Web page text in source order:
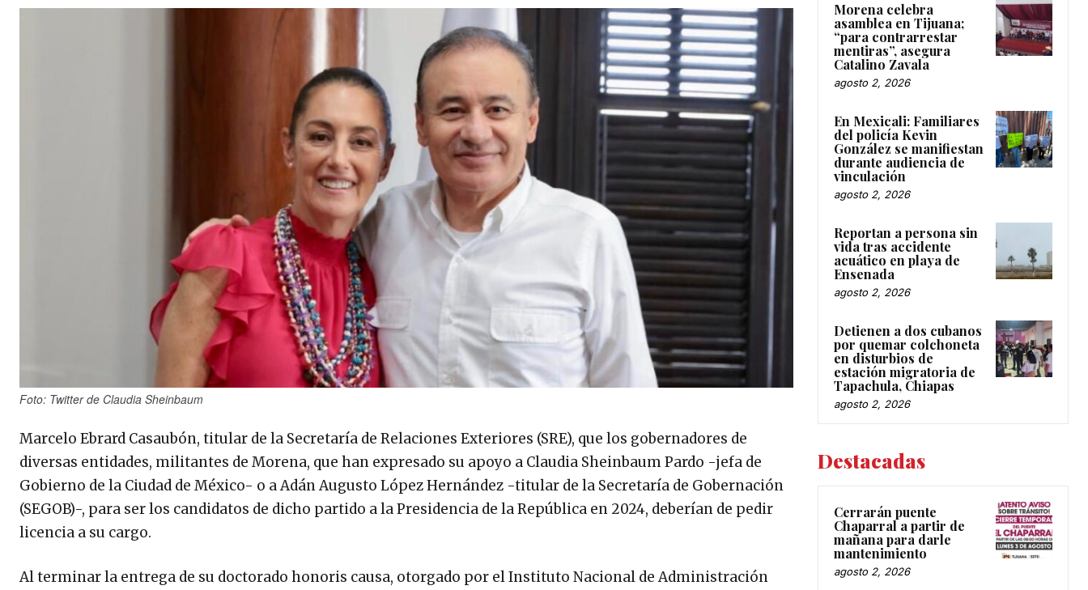
Foto: Twitter de Claudia Sheinbaum
Marcelo Ebrard Casaubón, titular de la Secretaría de Relaciones Exteriores (SRE), que los gobernadores de
diversas entidades, militantes de Morena, que han expresado su apoyo a Claudia Sheinbaum Pardo -jefa de
Gobierno de la Ciudad de México- o a Adán Augusto López Hernández -titular de la Secretaría de Gobernación
(SEGOB)-, para ser los candidatos de dicho partido a la Presidencia de la República en 2024, deberían de pedir
licencia a su cargo.
Al terminar la entrega de su doctorado honoris causa, otorgado por el Instituto Nacional de Administración
Morena celebra
asamblea en Tijuana;
“para contrarrestar
mentiras”, asegura
Catalino Zavala
agosto 2, 2026
En Mexicali: Familiares
del policía Kevin
González se manifiestan
durante audiencia de
vinculación
agosto 2, 2026
Reportan a persona sin
vida tras accidente
acuático en playa de
Ensenada
agosto 2, 2026
Detienen a dos cubanos
por quemar colchoneta
en disturbios de
estación migratoria de
Tapachula, Chiapas
agosto 2, 2026
Destacadas
Cerrarán puente
Chaparral a partir de
mañana para darle
mantenimiento
agosto 2, 2026